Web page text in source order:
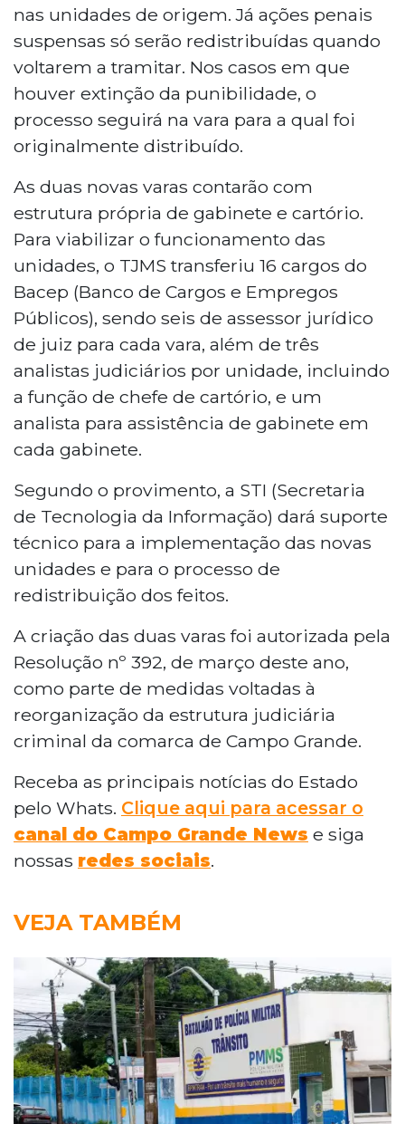
nas unidades de origem. Já ações penais
suspensas só serão redistribuídas quando
voltarem a tramitar. Nos casos em que
houver extinção da punibilidade, o
processo seguirá na vara para a qual foi
originalmente distribuído.
As duas novas varas contarão com
estrutura própria de gabinete e cartório.
Para viabilizar o funcionamento das
unidades, o TJMS transferiu 16 cargos do
Bacep (Banco de Cargos e Empregos
Públicos), sendo seis de assessor jurídico
de juiz para cada vara, além de três
analistas judiciários por unidade, incluindo
a função de chefe de cartório, e um
analista para assistência de gabinete em
cada gabinete.
Segundo o provimento, a STI (Secretaria
de Tecnologia da Informação) dará suporte
técnico para a implementação das novas
unidades e para o processo de
redistribuição dos feitos.
A criação das duas varas foi autorizada pela
Resolução nº 392, de março deste ano,
como parte de medidas voltadas à
reorganização da estrutura judiciária
criminal da comarca de Campo Grande.
Receba as principais notícias do Estado
pelo Whats. Clique aqui para acessar o
canal do Campo Grande News e siga
nossas redes sociais.
VEJA TAMBÉM